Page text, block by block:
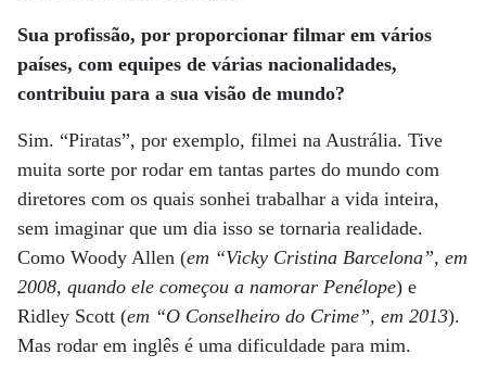
Sua profissão, por proporcionar filmar em vários
países, com equipes de várias nacionalidades,
contribuiu para a sua visão de mundo?
Sim. “Piratas”, por exemplo, filmei na Austrália. Tive
muita sorte por rodar em tantas partes do mundo com
diretores com os quais sonhei trabalhar a vida inteira,
sem imaginar que um dia isso se tornaria realidade.
Como Woody Allen (em “Vicky Cristina Barcelona”, em
2008, quando ele começou a namorar Penélope) e
Ridley Scott (em “O Conselheiro do Crime”, em 2013).
Mas rodar em inglês é uma dificuldade para mim.